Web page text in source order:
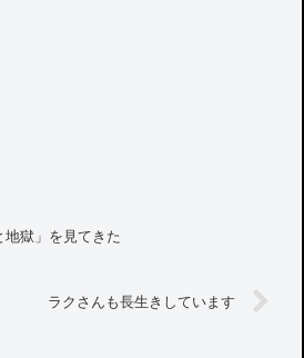
地獄」を見てきた
ラクさんも長生きしています